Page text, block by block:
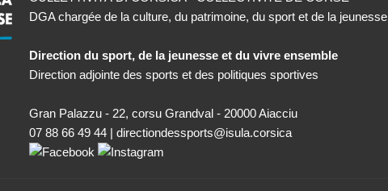
DGA chargée de la culture, du patrimoine, du sport et de la jeunesse
Direction du sport, de la jeunesse et du vivre ensemble
Direction adjointe des sports et des politiques sportives
Gran Palazzu - 22, corsu Grandval - 20000 Aiacciu
07 88 66 49 44| directiondessports@isula.corsica